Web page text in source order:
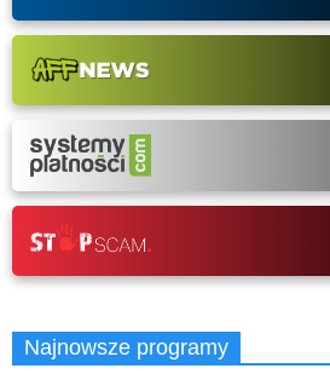
Najnowsze programy